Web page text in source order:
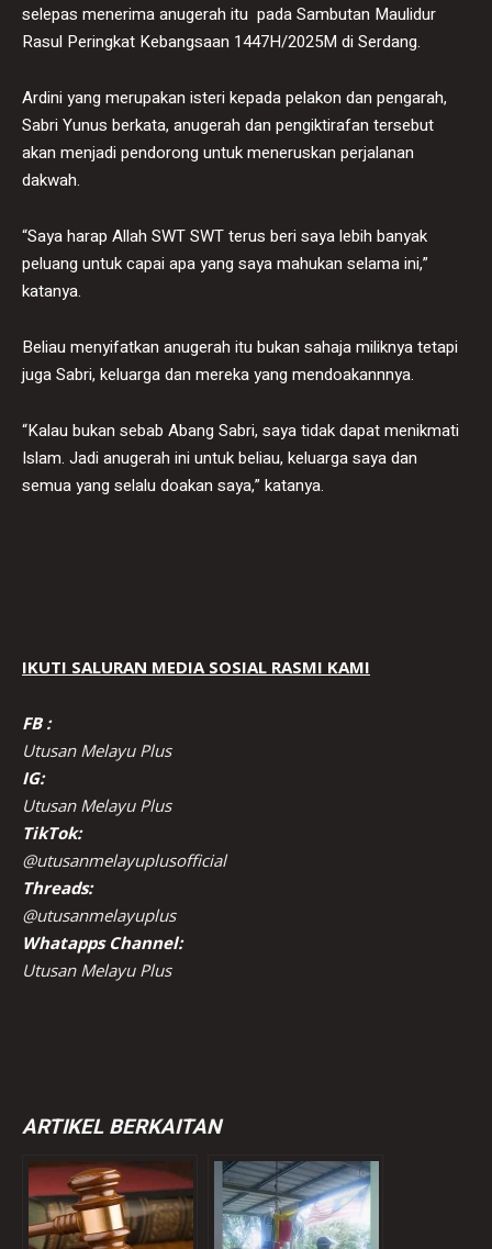
selepas menerima anugerah itu pada Sambutan Maulidur
Rasul Peringkat Kebangsaan 1447H/2025M di Serdang.
Ardini yang merupakan isteri kepada pelakon dan pengarah,
Sabri Yunus berkata, anugerah dan pengiktirafan tersebut
akan menjadi pendorong untuk meneruskan perjalanan
dakwah.
“Saya harap Allah SWT SWT terus beri saya lebih banyak
peluang untuk capai apa yang saya mahukan selama ini,”
katanya.
Beliau menyifatkan anugerah itu bukan sahaja miliknya tetapi
juga Sabri, keluarga dan mereka yang mendoakannnya.
“Kalau bukan sebab Abang Sabri, saya tidak dapat menikmati
Islam. Jadi anugerah ini untuk beliau, keluarga saya dan
semua yang selalu doakan saya,” katanya.
IKUTI SALURAN MEDIA SOSIAL RASMI KAMI
FB :
Utusan Melayu Plus
IG:
Utusan Melayu Plus
TikTok:
@utusanmelayuplusofficial
Threads:
@utusanmelayuplus
Whatapps Channel:
Utusan Melayu Plus
ARTIKEL BERKAITAN